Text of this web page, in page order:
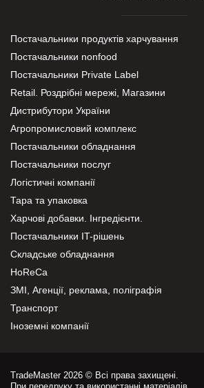
Постачальники продуктів харчування
Постачальники nonfood
Постачальники Private Label
Retail. Роздрібні мережі, Магазини
Дистрибутори України
Агропромисловий комплекс
Постачальники обладнання
Постачальники послуг
Логістичні компанії
Тара та упаковка
Харчові добавки. Інгредієнти.
Постачальники IT-рішень
Складське обладнання
HoReCa
ЗМІ, Агенції, реклама, поліграфія
Транспорт
Іноземні компанії
TradeMaster 2026 © Всі права захищені.